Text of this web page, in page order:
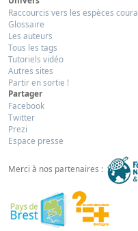
Raccourcis vers les espèces
Glossaire
Les auteurs
Tous les tags
Tutoriels vidéo
Autres sites
Partir en sortie !
Partager
Facebook
Twitter
Prezi
Espace presse
Merci à nos partenaires :